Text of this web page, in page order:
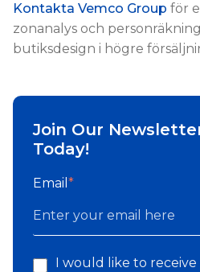
Kontakta Vemco Group för
zonanalys och
butiksdesign i högre
Join Our
Today!
Email *
I would like to receive